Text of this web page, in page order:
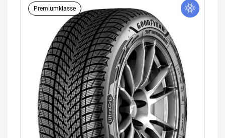
Premiumklasse